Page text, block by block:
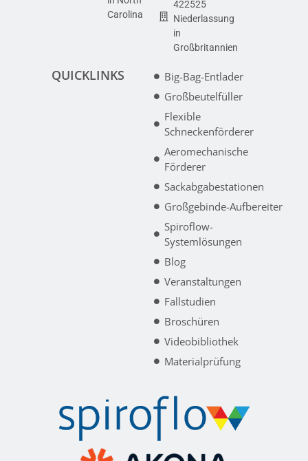
Carolina
422525
Niederlassung
in
Großbritannien
QUICKLINKS
Big-Bag-Entlader
Großbeutelfüller
Flexible
Schneckenförderer
Aeromechanische
Förderer
Sackabgabestationen
Großgebinde-Aufbereiter
Spiroflow-
Systemlösungen
Blog
Veranstaltungen
Fallstudien
Broschüren
Videobibliothek
Materialprüfung